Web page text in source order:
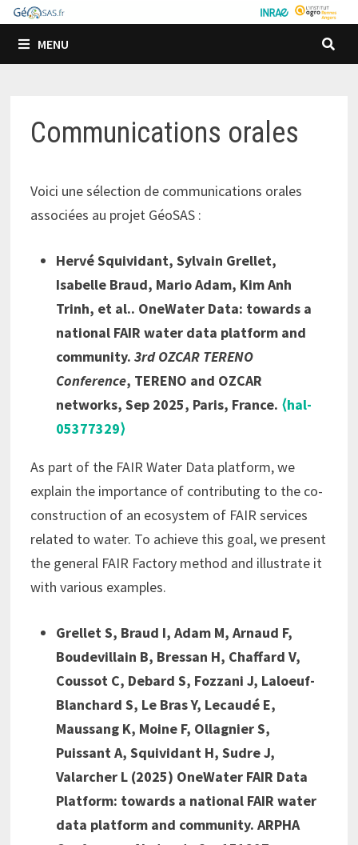
Passer
contenu
MENU
Communications orales
Voici une sélection de communications orales
associées au projet GéoSAS :
Hervé Squividant, Sylvain Grellet,
Isabelle Braud, Mario Adam, Kim Anh
Trinh, et al.. OneWater Data: towards a
national FAIR water data platform and
community. 3rd OZCAR TERENO
Conference, TERENO and OZCAR
networks, Sep 2025, Paris, France. ⟨hal-
05377329⟩
As part of the FAIR Water Data platform, we
explain the importance of contributing to the co-
construction of an ecosystem of FAIR services
related to water. To achieve this goal, we present
the general FAIR Factory method and illustrate it
with various examples.
Grellet S, Braud I, Adam M, Arnaud F,
Boudevillain B, Bressan H, Chaffard V,
Coussot C, Debard S, Fozzani J, Laloeuf-
Blanchard S, Le Bras Y, Lecaudé E,
Maussang K, Moine F, Ollagnier S,
Puissant A, Squividant H, Sudre J,
Valarcher L (2025) OneWater FAIR Data
Platform: towards a national FAIR water
data platform and community. ARPHA